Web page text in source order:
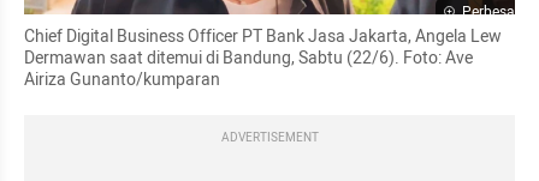
Perbesar
Chief Digital Business Officer PT Bank Jasa Jakarta, Angela Lew
Dermawan saat ditemui di Bandung, Sabtu (22/6). Foto: Ave
Airiza Gunanto/kumparan
ADVERTISEMENT